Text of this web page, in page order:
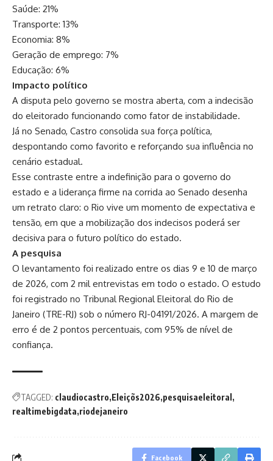
Saúde: 21%
Transporte: 13%
Economia: 8%
Geração de emprego: 7%
Educação: 6%
Impacto político
A disputa pelo governo se mostra aberta, com a indecisão
do eleitorado funcionando como fator de instabilidade.
Já no Senado, Castro consolida sua força política,
despontando como favorito e reforçando sua influência no
cenário estadual.
Esse contraste entre a indefinição para o governo do
estado e a liderança firme na corrida ao Senado desenha
um retrato claro: o Rio vive um momento de expectativa e
tensão, em que a mobilização dos indecisos poderá ser
decisiva para o futuro político do estado.
A pesquisa
O levantamento foi realizado entre os dias 9 e 10 de março
de 2026, com 2 mil entrevistas em todo o estado. O estudo
foi registrado no Tribunal Regional Eleitoral do Rio de
Janeiro (TRE-RJ) sob o número RJ-04191/2026. A margem de
erro é de 2 pontos percentuais, com 95% de nível de
confiança.
TAGGED: claudiocastro Eleiçõs2026 pesquisaeleitoral
realtimebigdata riodejaneiro
Facebook